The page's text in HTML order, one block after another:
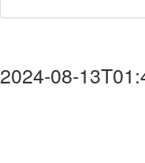
2024-08-